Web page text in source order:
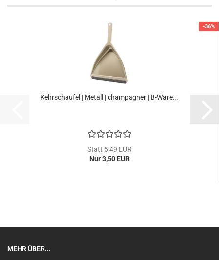
-36%
Kehrschaufel | Metall | champagner | B-Ware...
Statt 5,49 EUR
Nur 3,50 EUR
MEHR ÜBER...